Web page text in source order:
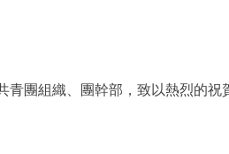
團組織、團幹部，致以熱烈的祝